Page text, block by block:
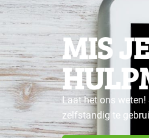
MIS
Laat het ons
zelfstandig te